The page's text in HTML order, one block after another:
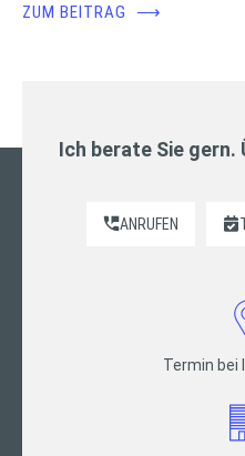
ZUM BEITRAG ⟶
Ich berate Sie
ANRUFEN
Termin bei